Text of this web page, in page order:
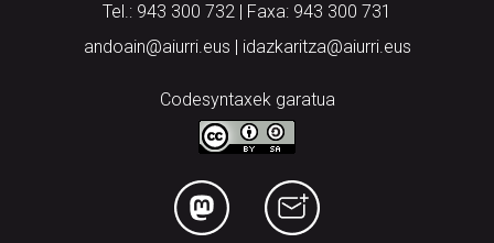
Tel.: 943 300 732 | Faxa: 943 300 731
andoain@aiurri.eus | idazkaritza@aiurri.eus
Codesyntaxek garatua